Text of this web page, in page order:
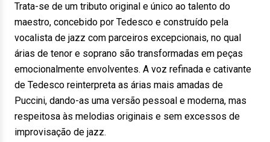
Trata-se de um tributo original e único ao talento do
maestro, concebido por Tedesco e construído pela
vocalista de jazz com parceiros excepcionais, no qual
árias de tenor e soprano são transformadas em peças
emocionalmente envolventes. A voz refinada e cativante
de Tedesco reinterpreta as árias mais amadas de
Puccini, dando-as uma versão pessoal e moderna, mas
respeitosa às melodias originais e sem excessos de
improvisação de jazz.